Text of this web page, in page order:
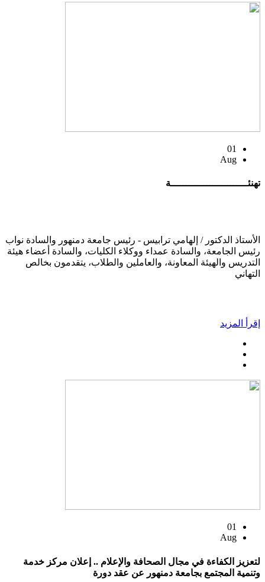
01
Aug
تهنئــــــــــــــــــــــــــة
الأستاذ الدكتور / إلهامي ترابيس - رئيس جامعة دمنهور والسادة نواب
رئيس الجامعة، والسادة عمداء ووكلاء الكليات، والسادة أعضاء هيئة
التدريس والهيئة المعاونة، والعاملين والطلاب، يتقدمون بخالص
التهاني
إقرأ المزيد
01
Aug
لتعزيز الكفاءة في مجال الصحافة والإعلام .. إعلان مركز خدمة
وتنمية المجتمع بجامعة دمنهور عن عقد دورة